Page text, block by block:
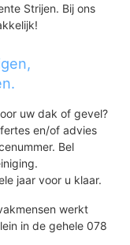
Strijen. Bij ons
uw dak of gevel?
en/of advies
Bel
jaar voor u klaar.
werkt
in de gehele 078